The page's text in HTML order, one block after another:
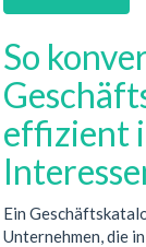
So
effizient
Ein
Unternehmen, die